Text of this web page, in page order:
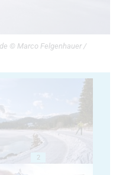
© Marco Felgenhauer /
2